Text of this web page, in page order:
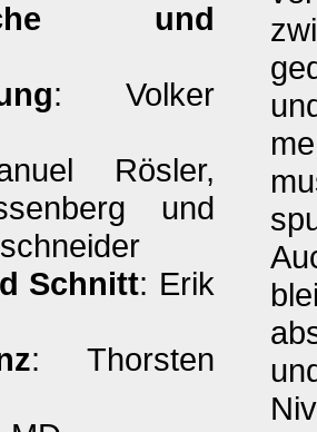
und
: Volker
Rösler,
und
Schnitt: Erik
: Thorsten